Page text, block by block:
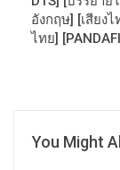
อังกฤษ] [เสียง
ไทย]
You Might